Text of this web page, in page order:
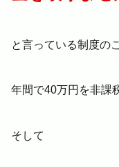
と言っている制度の
年間で40万円を非課
そして